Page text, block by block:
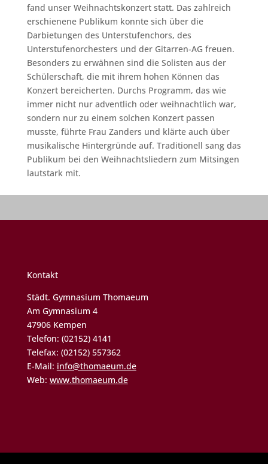
fand unser Weihnachtskonzert statt. Das zahlreich
erschienene Publikum konnte sich über die
Darbietungen des Unterstufenchors, des
Unterstufenorchesters und der Gitarren-AG freuen.
Besonders zu erwähnen sind die Solisten aus der
Schülerschaft, die mit ihrem hohen Können das
Konzert bereicherten. Durchs Programm, das wie
immer nicht nur adventlich oder weihnachtlich war,
sondern nur zu einem solchen Konzert passen
musste, führte Frau Zanders und klärte auch über
musikalische Hintergründe auf. Traditionell sang das
Publikum bei den Weihnachtsliedern zum Mitsingen
lautstark mit.
Kontakt
Städt. Gymnasium Thomaeum
Am Gymnasium 4
47906 Kempen
Telefon: (02152) 4141
Telefax: (02152) 557362
E-Mail: info@thomaeum.de
Web: www.thomaeum.de